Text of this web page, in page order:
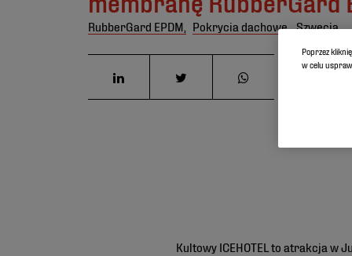
RubberGard EPDM, Pokrycia dachowe, Szwecja
Kultowy ICEHOTEL to atrakcja w
Poprzez
w celu